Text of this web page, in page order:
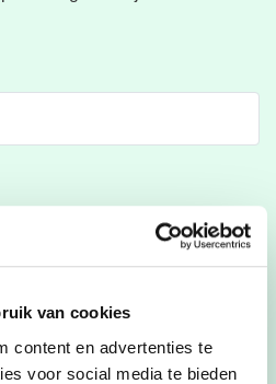
van cookies
content en advertenties te
voor social media te bieden